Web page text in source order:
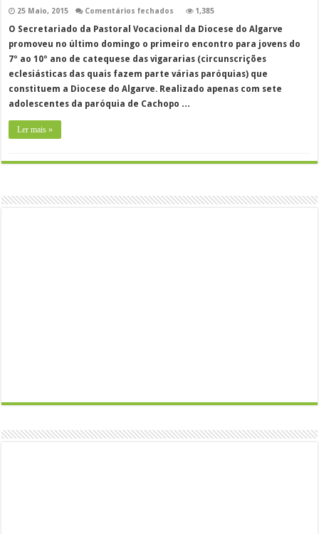
25 Maio, 2015 Comentários fechados
do
promoveu
encontro
vocacional
em
Cachopo
1,385
O Secretariado da Pastoral Vocacional da Diocese do Algarve
promoveu no último domingo o primeiro encontro para jovens do
7º ao 10º ano de catequese das vigararias (circunscrições
eclesiásticas das quais fazem parte várias paróquias) que
constituem a Diocese do Algarve. Realizado apenas com sete
adolescentes da paróquia de Cachopo …
Ler mais »